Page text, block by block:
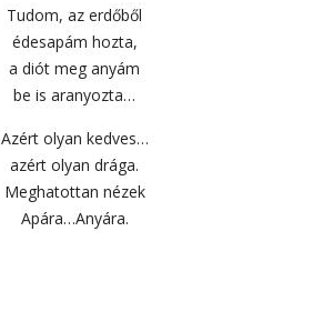
Tudom, az erdőből
édesapám hozta,
a diót meg anyám
be is aranyozta…
Azért olyan kedves…
azért olyan drága.
Meghatottan nézek
Apára…Anyára.